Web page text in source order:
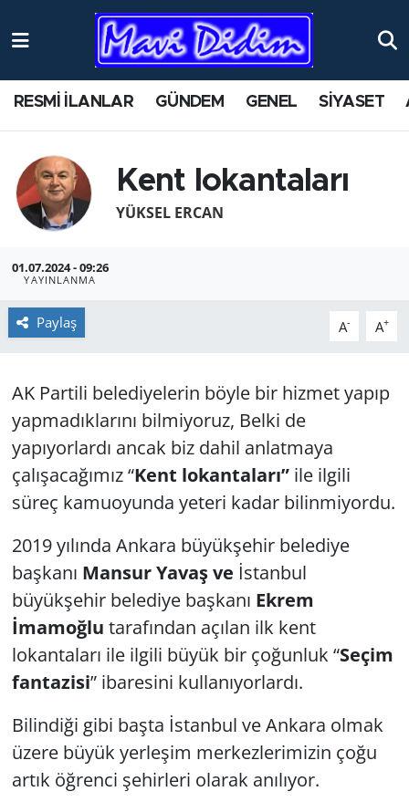
RESMİ İLANLAR GÜNDEM GENEL SİYASET
Kent lokantaları
YÜKSEL ERCAN
01.07.2024 - 09:26
YAYINLANMA
Paylaş A- A+
AK Partili belediyelerin böyle bir hizmet yapıp
yapmadıklarını bilmiyoruz, Belki de
yapıyorlardı ancak biz dahil anlatmaya
çalışacağımız “Kent lokantaları”ile ilgili
süreç kamuoyunda yeteri kadar bilinmiyordu.
2019 yılında Ankara büyükşehir belediye
başkanı Mansur Yavaş ve İstanbul
büyükşehir belediye başkanı Ekrem
İmamoğlu tarafından açılan ilk kent
lokantaları ile ilgili büyük bir çoğunluk “Seçim
fantazisi” ibaresini kullanıyorlardı.
Bilindiği gibi başta İstanbul ve Ankara olmak
üzere büyük yerleşim merkezlerimizin çoğu
artık öğrenci şehirleri olarak anılıyor.
ANTİK YERLER
AYDIN
BİLİM VE TEKNOLOJİ
EKONOMİ
GENEL
GÜNDEM
HABERDE İNSAN
KÜLTÜR SANAT
MAGAZİN
POLİTİKA
RESMİ İLANLAR
SAĞLIK
SİYASET
Nöbetçi Eczaneler
Namaz Vakitleri
Trafik Durumu
Son Dakika Haberleri
Haber Arşivi